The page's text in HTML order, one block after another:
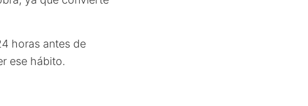
horas antes de
ese hábito.